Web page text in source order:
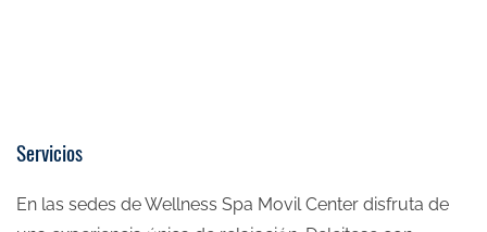
Servicios
En las sedes de Wellness Spa Movil Center disfruta de